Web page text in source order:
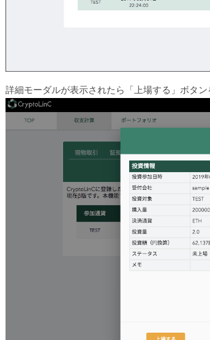
詳細モーダルが表示されたら「上場する」ボタン